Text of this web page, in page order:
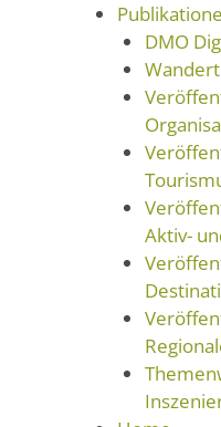
DMO
Aktiv-